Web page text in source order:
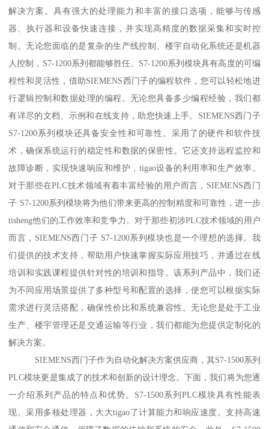
解决方案。具有强大的处理能力和丰富的接口选项，能够与传感
器、执行器和设备快速连接，并实现高精度的数据采集和实时控
制。无论您面临的是复杂的生产线控制、楼宇自动化系统还是机器
人控制，S7-1200系列都能够胜任。S7-1200系列模块具有高度的可编
程性和灵活性，借助SIEMENS西门子的编程软件，您可以轻松地进
行逻辑控制和数据处理的编程。无论您具备多少编程经验，我们都
有详尽的文档、示例和在线支持，助您快速上手。SIEMENS西门子
S7-1200系列模块还具备安全性和可靠性。采用了的硬件和软件技
术，确保系统运行的稳定性和数据的保密性。它还支持远程监控和
故障诊断，实现快速响应和维护，tigao设备的利用率和生产效率。
对于那些在PLC技术领域有着丰富经验的用户而言，SIEMENS西门
子 S7-1200系列模块将为他们带来更高的控制精度和可靠性，进一步
tisheng他们的工作效率和竞争力。对于那些初涉PLC技术领域的用户
而言，SIEMENS西门子 S7-1200系列模块也是一个理想的选择。我
们提供的技术支持，帮助用户快速掌握实际应用技巧，并通过在线
培训和实践课程提供针对性的培训和指导。该系列产品中，我们还
为不同应用场景提供了多种型号和配置的选择，使您可以根据实际
需求进行灵活搭配，确保性价比和系统兼容性。无论您是处于工业
生产、楼宇管理还是交通运输等行业，我们都能为您提供定制化的
解决方案。
SIEMENS西门子作为自动化解决方案供应商，其S7-1500系列
PLC模块更是集成了的技术和创新的设计理念。下面，我们将为您逐
一介绍系列产品的特点和优势。S7-1500系列PLC模块具有性能表
现。采用多核处理器，大大tigao了计算能力和响应速度。支持高速